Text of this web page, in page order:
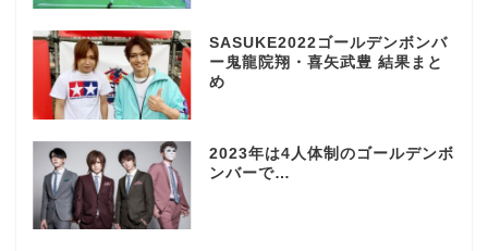
SASUKE2022ゴールデンボンバ
ー鬼龍院翔・喜矢武豊 結果まと
め
2023年は4人体制のゴールデンボ
ンバーで…